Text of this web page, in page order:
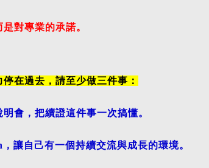
對專業的承諾。
停在過去，請至少做三件事：
會，把續證這件事一次搞懂。
讓自己有一個持續交流與成長的環境。